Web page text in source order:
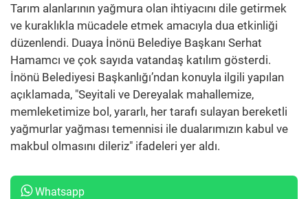
Tarım alanlarının yağmura olan ihtiyacını dile getirmek
ve kuraklıkla mücadele etmek amacıyla dua etkinliği
düzenlendi. Duaya İnönü Belediye Başkanı Serhat
Hamamcı ve çok sayıda vatandaş katılım gösterdi.
İnönü Belediyesi Başkanlığı’ndan konuyla ilgili yapılan
açıklamada, "Seyitali ve Dereyalak mahallemize,
memleketimize bol, yararlı, her tarafı sulayan bereketli
yağmurlar yağması temennisi ile dualarımızın kabul ve
makbul olmasını dileriz" ifadeleri yer aldı.
Whatsapp